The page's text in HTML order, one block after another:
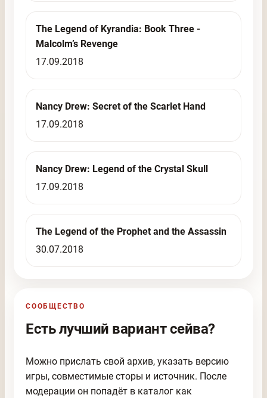
The Legend of Kyrandia: Book Three -
Malcolm’s Revenge
17.09.2018
Nancy Drew: Secret of the Scarlet Hand
17.09.2018
Nancy Drew: Legend of the Crystal Skull
17.09.2018
The Legend of the Prophet and the Assassin
30.07.2018
СООБЩЕСТВО
Есть лучший вариант сейва?
Можно прислать свой архив, указать версию
игры, совместимые сторы и источник. После
модерации он попадёт в каталог как